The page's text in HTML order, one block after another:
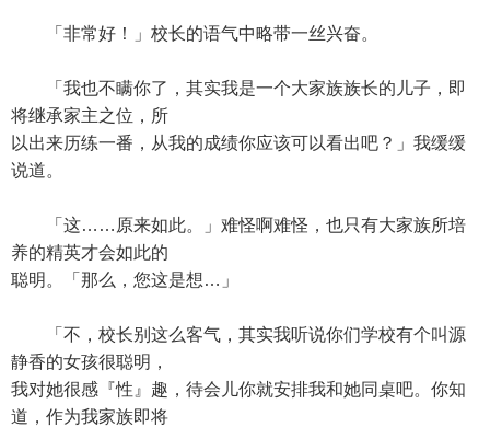
「非常好！」校长的语气中略带一丝兴奋。
「我也不瞒你了，其实我是一个大家族族长的儿子，即
将继承家主之位，所
以出来历练一番，从我的成绩你应该可以看出吧？」我缓缓
说道。
「这……原来如此。」难怪啊难怪，也只有大家族所培
养的精英才会如此的
聪明。「那么，您这是想…」
「不，校长别这么客气，其实我听说你们学校有个叫源
静香的女孩很聪明，
我对她很感『性』趣，待会儿你就安排我和她同桌吧。你知
道，作为我家族即将